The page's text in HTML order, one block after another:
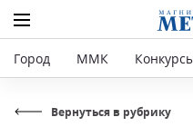
Город ММК
Вернуться в рубрику